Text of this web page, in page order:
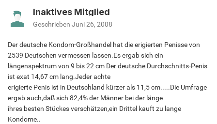
Inaktives Mitglied
Geschrieben Juni 26, 2008
Der deutsche Kondom-Großhandel hat die erigierten Penisse von
2539 Deutschen vermessen lassen.Es ergab sich ein
längenspektrum von 9 bis 22 cm Der deutsche Durchschnitts-Penis
ist exat 14,67 cm lang.Jeder achte
erigierte Penis ist in Deutschland kürzer als 11,5 cm.....Die Umfrage
ergab auch,daß sich 82,4% der Männer bei der länge
ihres besten Stückes verschätzen,ein Drittel kauft zu lange
Kondome..